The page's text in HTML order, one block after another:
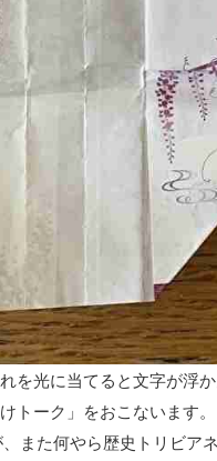
を光に当てると文字が浮
トーク」をおこないます
また何やら歴史トリビ